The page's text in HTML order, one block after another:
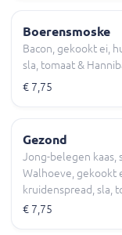
Boerensmoske
Bacon, gekookt ei,
sla, tomaat &
€ 7,75
Gezond
Jong-belegen kaas,
Walhoeve, gekookt
kruidenspread, sla,
€ 7,75